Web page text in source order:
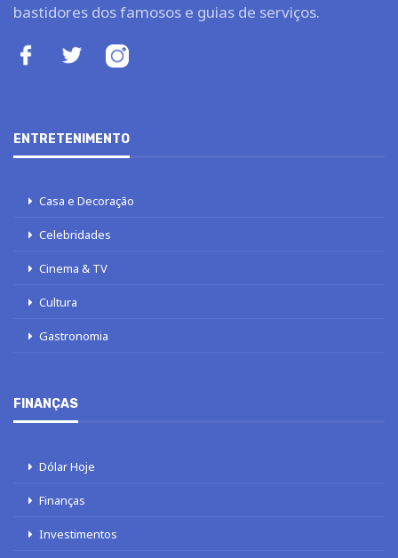
bastidores dos famosos e guias de serviços.
ENTRETENIMENTO
Casa e Decoração
Celebridades
Cinema & TV
Cultura
Gastronomia
FINANÇAS
Dólar Hoje
Finanças
Investimentos